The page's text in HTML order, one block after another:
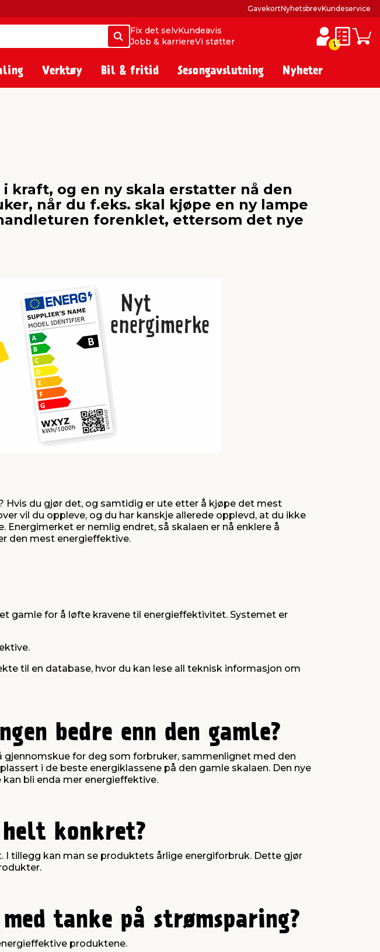
Søk
Søk
Fix det selvKundeavis
Jobb & karriereVi støtter 1
GavekortNyhetsbrevKundeservice
Verktøy Bil & fritid Sesongavslutning Nyheter
kraft, og en ny skala erstatter nå den
når du f.eks. skal kjøpe en ny lampe
forenklet, ettersom det nye
Hvis du gjør det, og samtidig er ute etter å kjøpe det mest
vil du oppleve, og du har kanskje allerede opplevd, at du ikke
er nemlig endret, så skalaen er nå enklere å
den mest energieffektive.
gamle for å løfte kravene til energieffektivitet. Systemet er
til en database, hvor du kan lese all teknisk informasjon om
bedre enn den gamle?
for deg som forbruker, sammenlignet med den
i de beste energiklassene på den gamle skalaen. Den nye
bli enda mer energieffektive.
konkret?
tillegg kan man se produktets årlige energiforbruk. Dette gjør
tanke på strømsparing?
produktene.